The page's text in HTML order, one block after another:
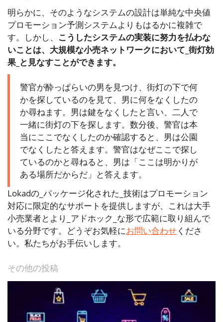
明らかに、そのようなシステムの設計は単純な中央値
プロモーション予測システムよりもはるかに複雑で
す。しかし、 こうしたシステムの実装に努力を払わな
いことは、大規模な小売ネットワークにおいて_街灯効
果_と見なすことができます。
警官が酔っぱらいの男を見つけ、街灯の下で何
かを探しているのを見て、男に何をなくしたの
か尋ねます。男は鍵をなくしたと言い、二人で
一緒に街灯の下を探します。数分後、警官は本
当にここでなくしたのか確認すると、男は公園
でなくしたと答えます。警官はなぜここで探し
ているのかと尋ねると、男は「ここは明かりが
ある場所だからだ」と答えます。
Lokadの_パッケージ化された_技術はプロモーション
対応に限定的なサポートを提供しますが、これは大手
小売業者とより_アドホック_な形で広範に取り組んで
いる分野です。どうぞお気軽にお問い合わせくださ
い。私たちがお手伝いします。
その他の投稿